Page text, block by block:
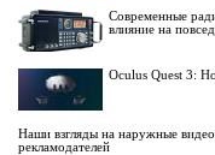
Современные
влияние на
Oculus Quest 3:
Наши взгляды на наружные
рекламодателей